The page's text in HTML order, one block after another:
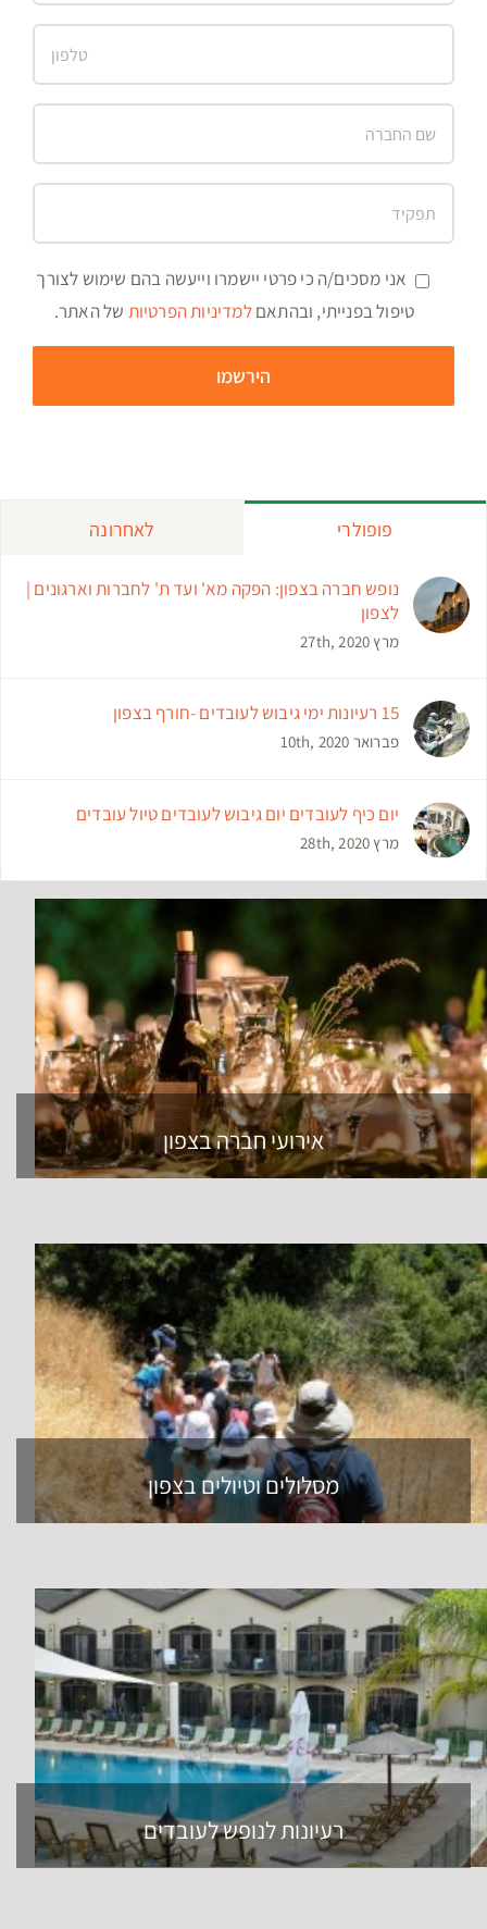
אני מסכים/ה כי פרטי יישמרו וייעשה בהם שימוש לצורך
טיפול בפנייתי, ובהתאםלמדיניות הפרטיות של האתר.
פופולרי לאחרונה
נופש חברה בצפון: הפקה מא' ועד ת' לחברות וארגונים |
לצפון
מרץ 27th, 2020
15 רעיונות ימי גיבוש לעובדים -חורף בצפון
פברואר 10th, 2020
יום כיף לעובדים יום גיבוש לעובדים טיול עובדים
מרץ 28th, 2020
אירועי חברה בצפון
מסלולים וטיולים בצפון
רעיונות לנופש לעובדים